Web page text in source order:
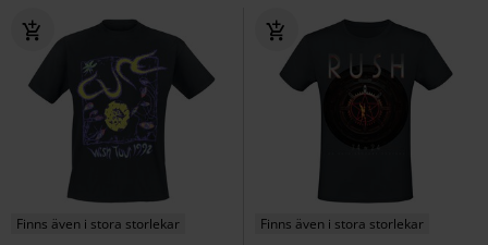
Finns även i stora storlekar Finns även i stora storlekar